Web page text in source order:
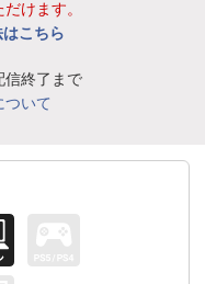
けます。
こちら
信終了まで
ついて